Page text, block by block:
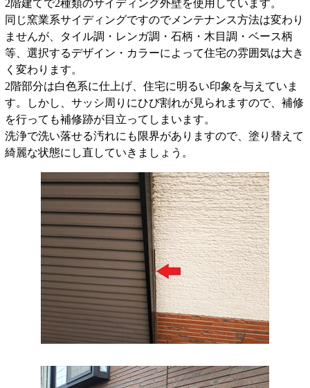
2階建てで2種類のサイディング外壁を使用しています。
同じ窯業系サイディングですのでメンテナンス方法は変わり
ませんが、タイル調・レンガ調・石柄・木目調・ベース柄
等、選択するデザイン・カラーによって住宅の雰囲気は大き
く変わります。
2階部分は白色系に仕上げ、住宅に明るい印象を与えていま
す。しかし、サッシ周りにひび割れが見られますので、補修
を行っても補修跡が目立ってしまいます。
洗浄で洗い落せる汚れにも限界がありますので、塗り替えて
綺麗な状態にし直していきましょう。